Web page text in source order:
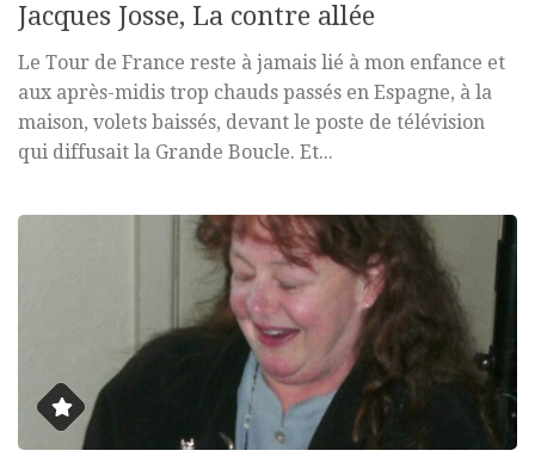
Jacques Josse, La contre allée
Le Tour de France reste à jamais lié à mon enfance et
aux après-midis trop chauds passés en Espagne, à la
maison, volets baissés, devant le poste de télévision
qui diffusait la Grande Boucle. Et...